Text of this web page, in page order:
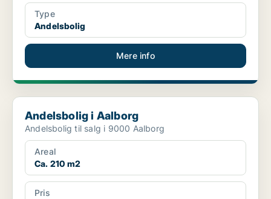
Type
Andelsbolig
Mere info
Andelsbolig i Aalborg
Andelsbolig i Aalborg
Andelsbolig til salg i 9000 Aalborg
Areal
Ca. 210 m2
Pris